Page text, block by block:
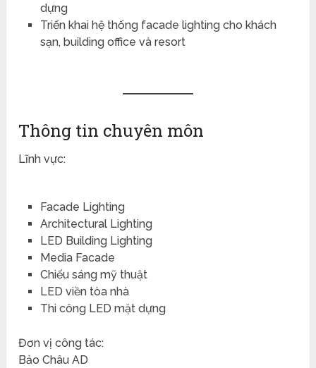
dựng
Triển khai hệ thống facade lighting cho khách
sạn, building office và resort
Thông tin chuyên môn
Lĩnh vực:
Facade Lighting
Architectural Lighting
LED Building Lighting
Media Facade
Chiếu sáng mỹ thuật
LED viền tòa nhà
Thi công LED mặt dựng
Đơn vị công tác:
Bảo Châu AD